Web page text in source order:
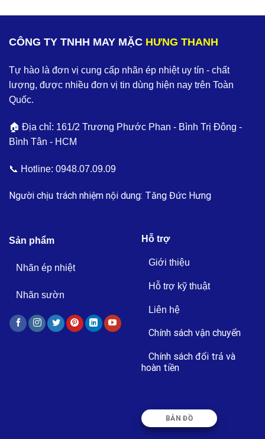
CÔNG TY TNHH MAY MẶC HƯNG THANH
Tự hào là đơn vị cung cấp nhãn ép nhiệt uy tín - chất
lượng, được nhiều đơn vị tin dùng hiện nay trên Toàn
Quốc.
🏠 Địa chỉ: 161/2 Trương Phước Phan - Bình Trị Đông -
Bình Tân - HCM
📞 Hotline: 0948.07.09.09
Người chịu trách nhiệm nội dung: Tăng Đức Hưng
Sản phẩm
Nhãn ép nhiệt
Nhãn sườn
Hỗ trợ
Giới thiệu
Hỗ trợ kỹ thuật
Liên hệ
Chính sách vận chuyển
Chính sách đổi trả và
hoàn tiền
BẢN ĐỒ